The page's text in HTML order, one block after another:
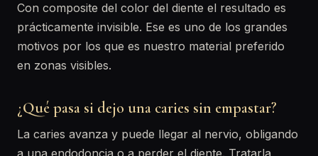
Con composite del color del diente el resultado es
prácticamente invisible. Ese es uno de los grandes
motivos por los que es nuestro material preferido
en zonas visibles.
¿Qué pasa si dejo una caries sin empastar?
La caries avanza y puede llegar al nervio, obligando
a una endodoncia o a perder el diente. Tratarla